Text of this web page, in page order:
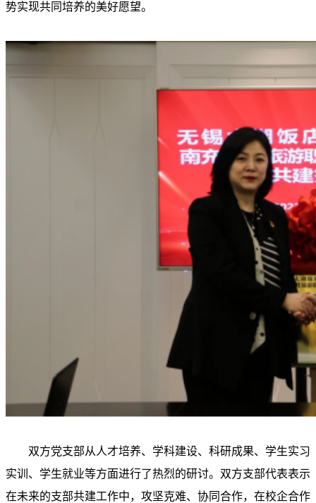
势实现共同培养的美好愿望。
双方党支部从人才培养、学科建设、科研成果、学生实习
实训、学生就业等方面进行了热烈的研讨。双方支部代表表示
在未来的支部共建工作中，攻坚克难、协同合作，在校企合作